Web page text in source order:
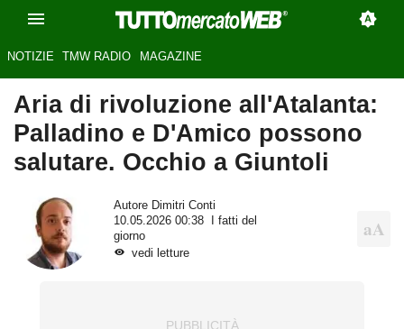
NOTIZIE TMW RADIO MAGAZINE
Aria di rivoluzione all'Atalanta:
Palladino e D'Amico possono
salutare. Occhio a Giuntoli
Autore Dimitri Conti
10.05.2026 00:38
I fatti del
giorno
vedi letture